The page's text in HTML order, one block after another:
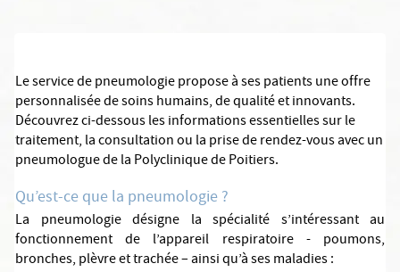
Le service de pneumologie propose à ses patients une offre
personnalisée de soins humains, de qualité et innovants.
Découvrez ci-dessous les informations essentielles sur le
traitement, la consultation ou la prise de rendez-vous avec un
pneumologue de la Polyclinique de Poitiers.
Qu’est-ce que la pneumologie ?
La pneumologie désigne la spécialité s’intéressant au
fonctionnement de l’appareil respiratoire - poumons,
bronches, plèvre et trachée – ainsi qu’à ses maladies :